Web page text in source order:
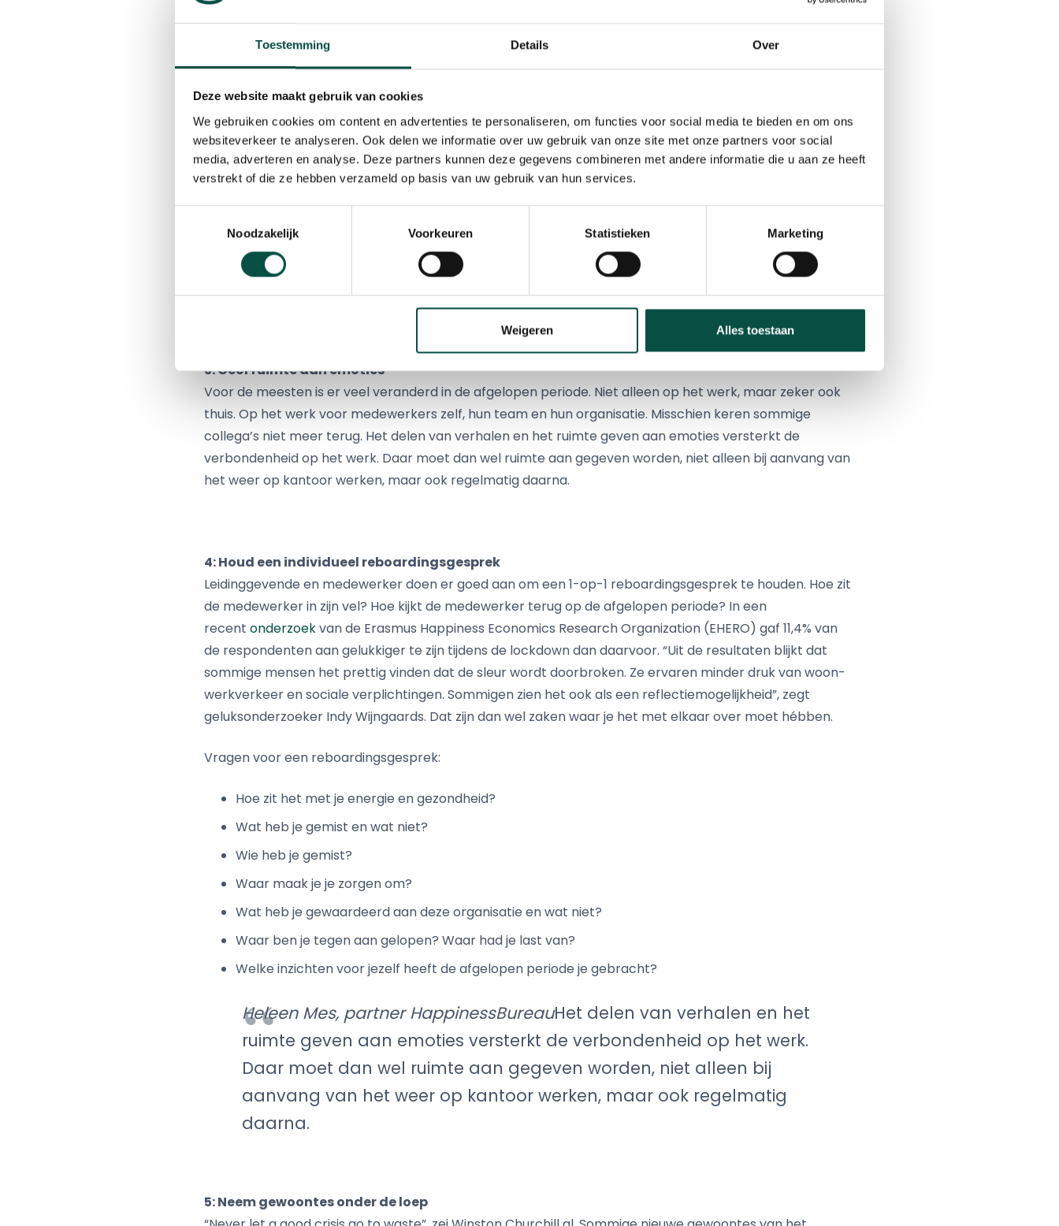
Toestemming Details Over
Deze website maakt gebruik van cookies
We gebruiken cookies om content en advertenties te personaliseren, om functies voor social media te bieden en om ons
websiteverkeer te analyseren. Ook delen we informatie over uw gebruik van onze site met onze partners voor social
media, adverteren en analyse. Deze partners kunnen deze gegevens combineren met andere informatie die u aan ze heeft
verstrekt of die ze hebben verzameld op basis van uw gebruik van hun services.
Noodzakelijk
Voorkeuren Statistieken Marketing
Weigeren Alles toestaan
je als werkgever wilt overbrengen.
2: Maak nieuwe rituelen
Rituelen op het werk versterken je cultuur en DNA. Sommige rituelen moeten aangepast worden. Hoe
gaan we elkaar groeten? Doen we de Pocahontas (handpalm naar buiten, zwaai van voor de borst,
omhoog en naar rechts), de hand op het hart, de Wuhan-shake (aantikken van elkaars schoenen), de
namaste (handpalmen tegen elkaar aan voor de borst), de Star Trek-groet (V maken tussen
middelvinger en ringvinger), het peaceteken of gewoon een knikje met het hoofd?
En: hoe spreken we elkaar aan als we ons niet houden aan de nieuwe regels? Hebben we daar een
makkelijke uitroep voor? Dat houdt het luchtiger en zorgt ervoor dat mensen elkaar aan durven te
3: Geef ruimte aan emoties
Voor de meesten is er veel veranderd in de afgelopen periode. Niet alleen op het werk, maar zeker ook
thuis. Op het werk voor medewerkers zelf, hun team en hun organisatie. Misschien keren sommige
collega’s niet meer terug. Het delen van verhalen en het ruimte geven aan emoties versterkt de
verbondenheid op het werk. Daar moet dan wel ruimte aan gegeven worden, niet alleen bij aanvang van
het weer op kantoor werken, maar ook regelmatig daarna.
4: Houd een individueel reboardingsgesprek
Leidinggevende en medewerker doen er goed aan om een 1-op-1 reboardingsgesprek te houden. Hoe zit
de medewerker in zijn vel? Hoe kijkt de medewerker terug op de afgelopen periode? In een
recent onderzoekvan de Erasmus Happiness Economics Research Organization (EHERO) gaf 11,4% van
de respondenten aan gelukkiger te zijn tijdens de lockdown dan daarvoor. “Uit de resultaten blijkt dat
sommige mensen het prettig vinden dat de sleur wordt doorbroken. Ze ervaren minder druk van woon-
werkverkeer en sociale verplichtingen. Sommigen zien het ook als een reflectiemogelijkheid”, zegt
geluksonderzoeker Indy Wijngaards. Dat zijn dan wel zaken waar je het met elkaar over moet hébben.
Vragen voor een reboardingsgesprek:
Hoe zit het met je energie en gezondheid?
Wat heb je gemist en wat niet?
Wie heb je gemist?
Waar maak je je zorgen om?
Wat heb je gewaardeerd aan deze organisatie en wat niet?
Waar ben je tegen aan gelopen? Waar had je last van?
Welke inzichten voor jezelf heeft de afgelopen periode je gebracht?
Heleen Mes, partner HappinessBureauHet delen van verhalen en het
ruimte geven aan emoties versterkt de verbondenheid op het werk.
Daar moet dan wel ruimte aan gegeven worden, niet alleen bij
aanvang van het weer op kantoor werken, maar ook regelmatig
daarna.
5: Neem gewoontes onder de loep